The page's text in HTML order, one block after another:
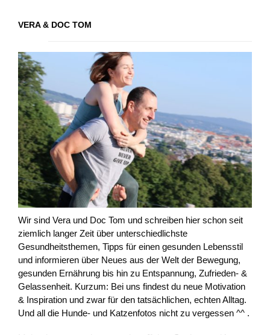
VERA & DOC TOM
Wir sind Vera und Doc Tom und schreiben hier schon seit
ziemlich langer Zeit über unterschiedlichste
Gesundheitsthemen, Tipps für einen gesunden Lebensstil
und informieren über Neues aus der Welt der Bewegung,
gesunden Ernährung bis hin zu Entspannung, Zufrieden- &
Gelassenheit. Kurzum: Bei uns findest du neue Motivation
& Inspiration und zwar für den tatsächlichen, echten Alltag.
Und all die Hunde- und Katzenfotos nicht zu vergessen ^^ .